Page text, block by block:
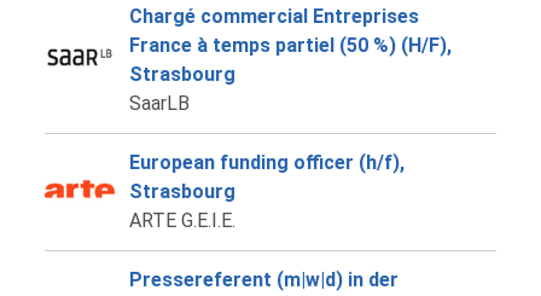
Chargé commercial Entreprises
France à temps partiel (50 %) (H/F),
Strasbourg
SaarLB
European funding officer (h/f),
Strasbourg
ARTE G.E.I.E.
Pressereferent (m|w|d) in der